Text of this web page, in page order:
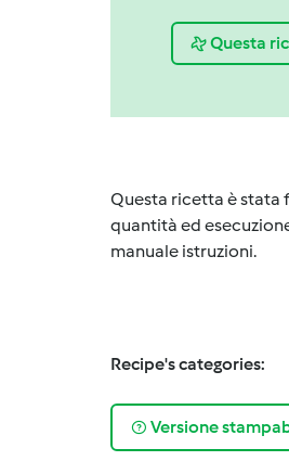
Questa
Questa ricetta è stata
quantità ed
manuale istruzioni.
Recipe's categories:
Versione